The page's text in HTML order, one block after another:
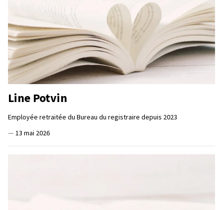
Line Potvin
Employée retraitée du Bureau du registraire depuis 2023
— 13 mai 2026